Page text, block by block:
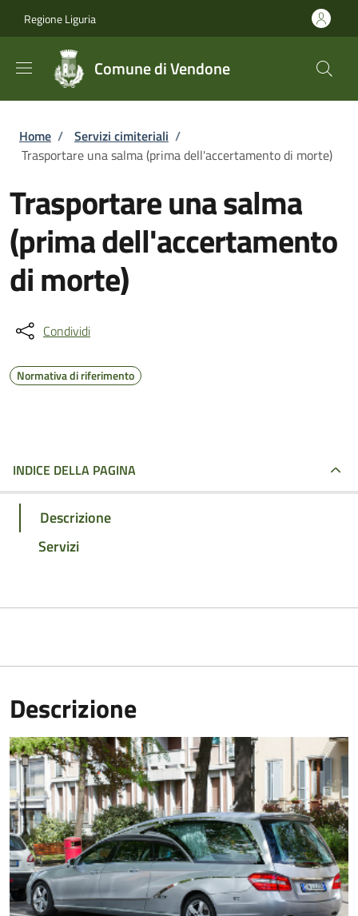
Regione Liguria
Comune di Vendone
Briciole di pane
Home / Servizi cimiteriali /
Trasportare una salma (prima dell'accertamento di morte)
Trasportare una salma
(prima dell'accertamento
di morte)
Condividi
Normativa di riferimento
INDICE DELLA PAGINA
Descrizione
Servizi
Descrizione